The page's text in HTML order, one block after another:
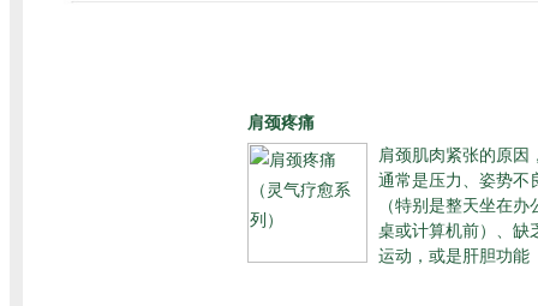
肩颈疼痛
肩颈肌肉紧张的原因
通常是压力、姿势不
（特别是整天坐在办
桌或计算机前）、缺
运动，或是肝胆功能